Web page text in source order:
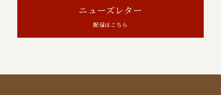
ニューズレター
配信はこちら